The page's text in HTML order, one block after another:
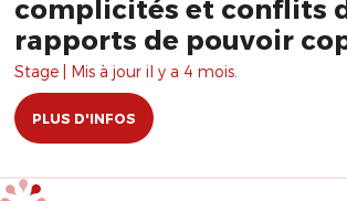
complicités et conflits
rapports de pouvoir
Stage | Mis à jour il y a 4 mois.
PLUS D'INFOS